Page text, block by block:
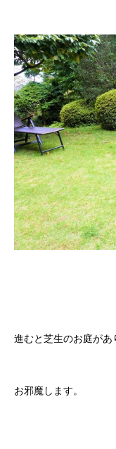
進むと芝生のお庭があ
お邪魔します。